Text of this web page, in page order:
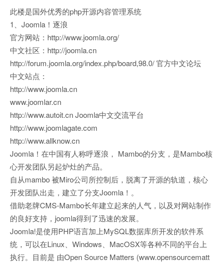
此楼是国外优秀的php开源内容管理系统
1、Joomla！逐浪
官方网站：http://www.joomla.org/
中文社区：http://joomla.cn
http://forum.joomla.org/index.php/board,98.0/ 官方中文论坛
中文站点：
http://www.joomla.cn
www.joomlar.cn
http://www.autoit.cn Joomla中文交流平台
http://www.joomlagate.com
http://www.allknow.cn
Joomla！在中国有人称呼逐浪， Mambo的分支，是Mambo核
心开发团队另起炉灶的产品。
自从mambo 被Miro公司所控制后，脱离了开源的轨道，核心
开发团队出走，建立了分支Joomla！。
借助老牌CMS-Mambo长年建立起来的人气，以及对网站制作
的良好支持，joomla得到了迅速的发展。
Joomla!是使用PHP语言加上MySQL数据库所开发的软件系
统，可以在Linux、Windows、MacOSX等各种不同的平台上
执行。目前是 由Open Source Matters (www.opensourcematt